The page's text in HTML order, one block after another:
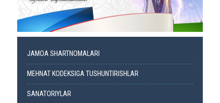
JAMOA SHARTNOMALARI
MEHNAT KODEKSIGA TUSHUNTIRISHLAR
SANATORIYLAR